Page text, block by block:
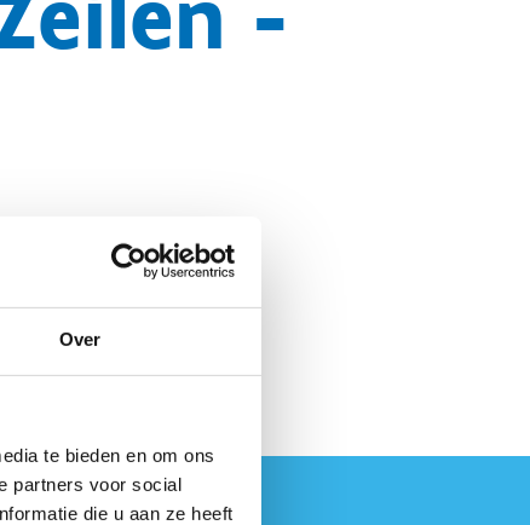
Over
te bieden en om ons
partners voor social
die u aan ze heeft